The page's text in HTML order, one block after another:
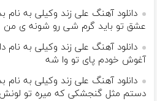
دانلود آهنگ علی زند وکیلی به نام
عشق تو باید گرم شی رو شونه ى من
دانلود آهنگ علی زند وکیلی به نام
آغوش خودم پای تو وا شه
دانلود آهنگ علی زند وکیلی به
دستم مثل گنجشكی كه میره تو لونش